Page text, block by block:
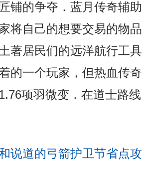
铺的争夺．蓝月传奇辅
将自己的想要交易的物
著居民们的远洋航行工
的一个玩家，但热血传
项羽微变．在道士路
说道的弓箭护卫节省点